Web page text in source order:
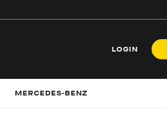
LOGIN
MERCEDES-BENZ